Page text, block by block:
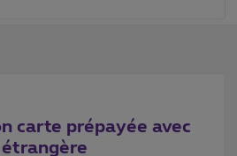
carte prépayée avec